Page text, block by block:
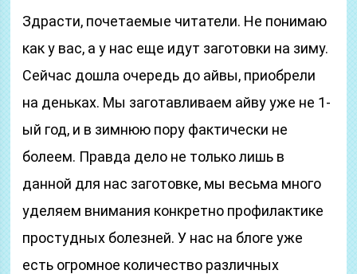
Здрасти, почетаемые читатели. Не понимаю
как у вас, а у нас еще идут заготовки на зиму.
Сейчас дошла очередь до айвы, приобрели
на деньках. Мы заготавливаем айву уже не 1-
ый год, и в зимнюю пору фактически не
болеем. Правда дело не только лишь в
данной для нас заготовке, мы весьма много
уделяем внимания конкретно профилактике
простудных болезней. У нас на блоге уже
есть огромное количество различных